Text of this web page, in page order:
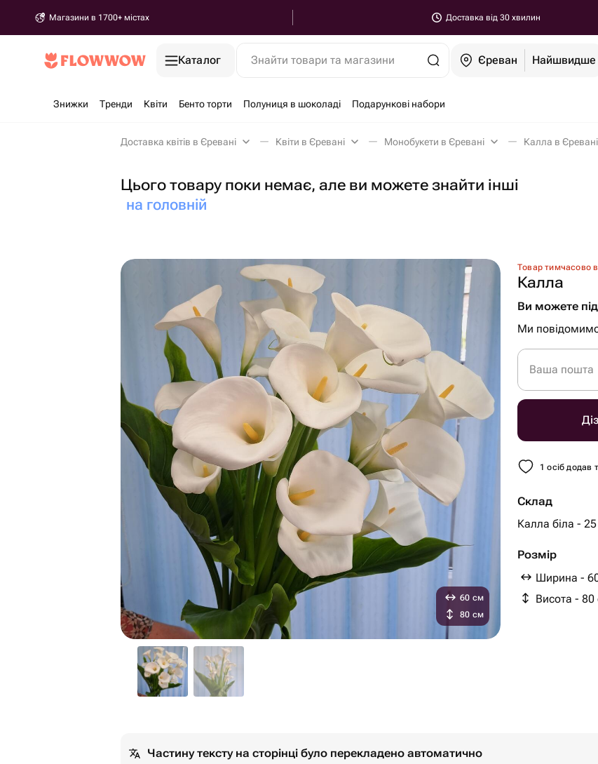
Магазини в 1700+ містах Доставка від 30 хвилин
Каталог Знайти товари та магазини Єреван Найшвидше
Знижки Тренди Квіти Бенто торти Полуниця в шоколаді Подарункові набори
Доставка квітів в Єревані Квіти в Єревані Монобукети в Єревані Калла в Єревані
Цього товару поки немає, але ви можете знайти інші
на головній
Товар тимчасово
Калла
Ви можете
Ми
Ваша пошта
1 осіб додав
Склад
Калла біла -
Розмір
Ширина -
Висота - 80
60 см
80 см
Частину тексту на сторінці було перекладено автоматично